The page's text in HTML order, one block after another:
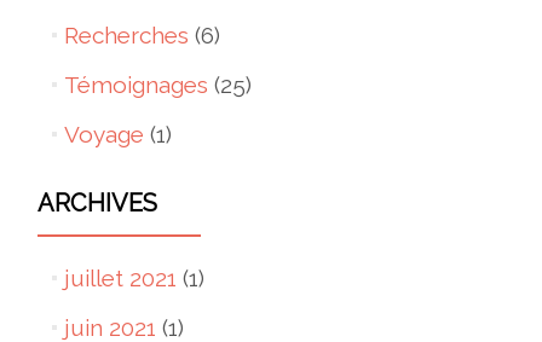
Recherches (6)
Témoignages (25)
Voyage (1)
ARCHIVES
juillet 2021 (1)
juin 2021 (1)